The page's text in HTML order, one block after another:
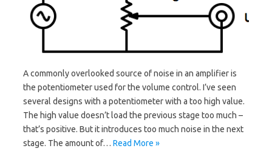
A commonly overlooked source of noise in an amplifier is
the potentiometer used for the volume control. I’ve seen
several designs with a potentiometer with a too high value.
The high value doesn’t load the previous stage too much –
that’s positive. But it introduces too much noise in the next
stage. The amount of… Read More »